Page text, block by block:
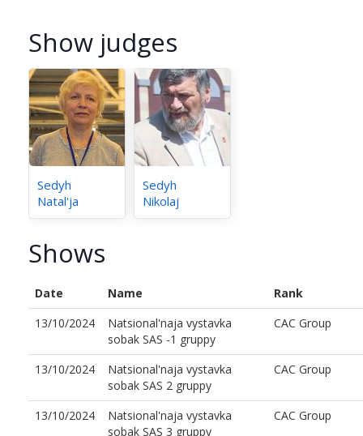
Show judges
Sedyh
Natal'ja
Sedyh
Nikolaj
Shows
Date Name
Rank
13/10/2024
Natsional'naja vystavka
sobak SAS -1 gruppy
CAC Group
13/10/2024
Natsional'naja vystavka
sobak SAS 2 gruppy
CAC Group
13/10/2024
Natsional'naja vystavka
sobak SAS 3 gruppy
CAC Group